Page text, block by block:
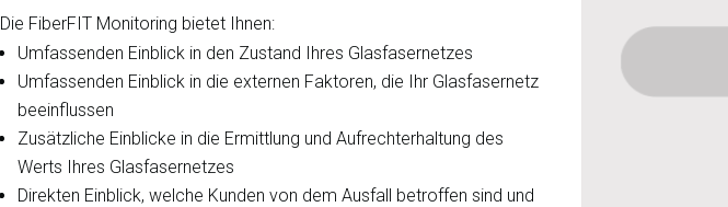
Die FiberFIT Monitoring bietet Ihnen:
Umfassenden Einblick in den Zustand Ihres Glasfasernetzes
Umfassenden Einblick in die externen Faktoren, die Ihr Glasfasernetz
beeinflussen
Zusätzliche Einblicke in die Ermittlung und Aufrechterhaltung des
Werts Ihres Glasfasernetzes
Direkten Einblick, welche Kunden von dem Ausfall betroffen sind und